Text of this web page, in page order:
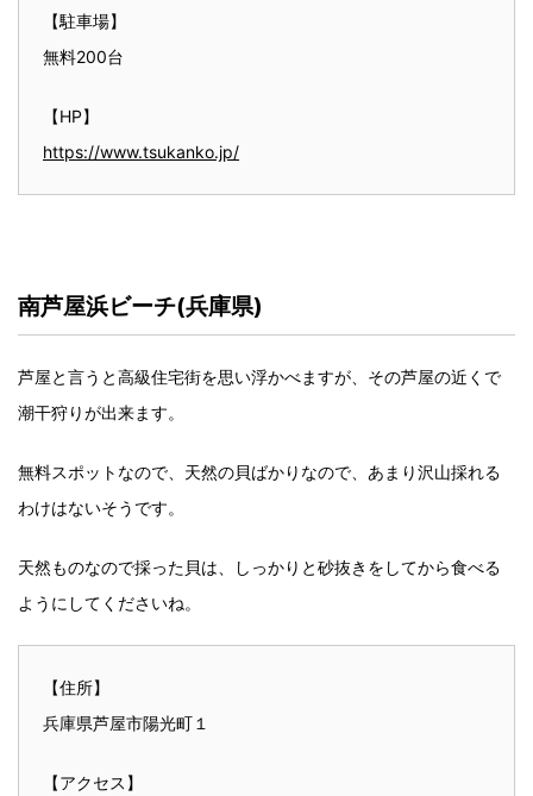
【駐車場】
無料200台
【HP】
https://www.tsukanko.jp/
南芦屋浜ビーチ(兵庫県)
芦屋と言うと高級住宅街を思い浮かべますが、その芦屋の近くで
潮干狩りが出来ます。
無料スポットなので、天然の貝ばかりなので、あまり沢山採れる
わけはないそうです。
天然ものなので採った貝は、しっかりと砂抜きをしてから食べる
ようにしてくださいね。
【住所】
兵庫県芦屋市陽光町１
【アクセス】